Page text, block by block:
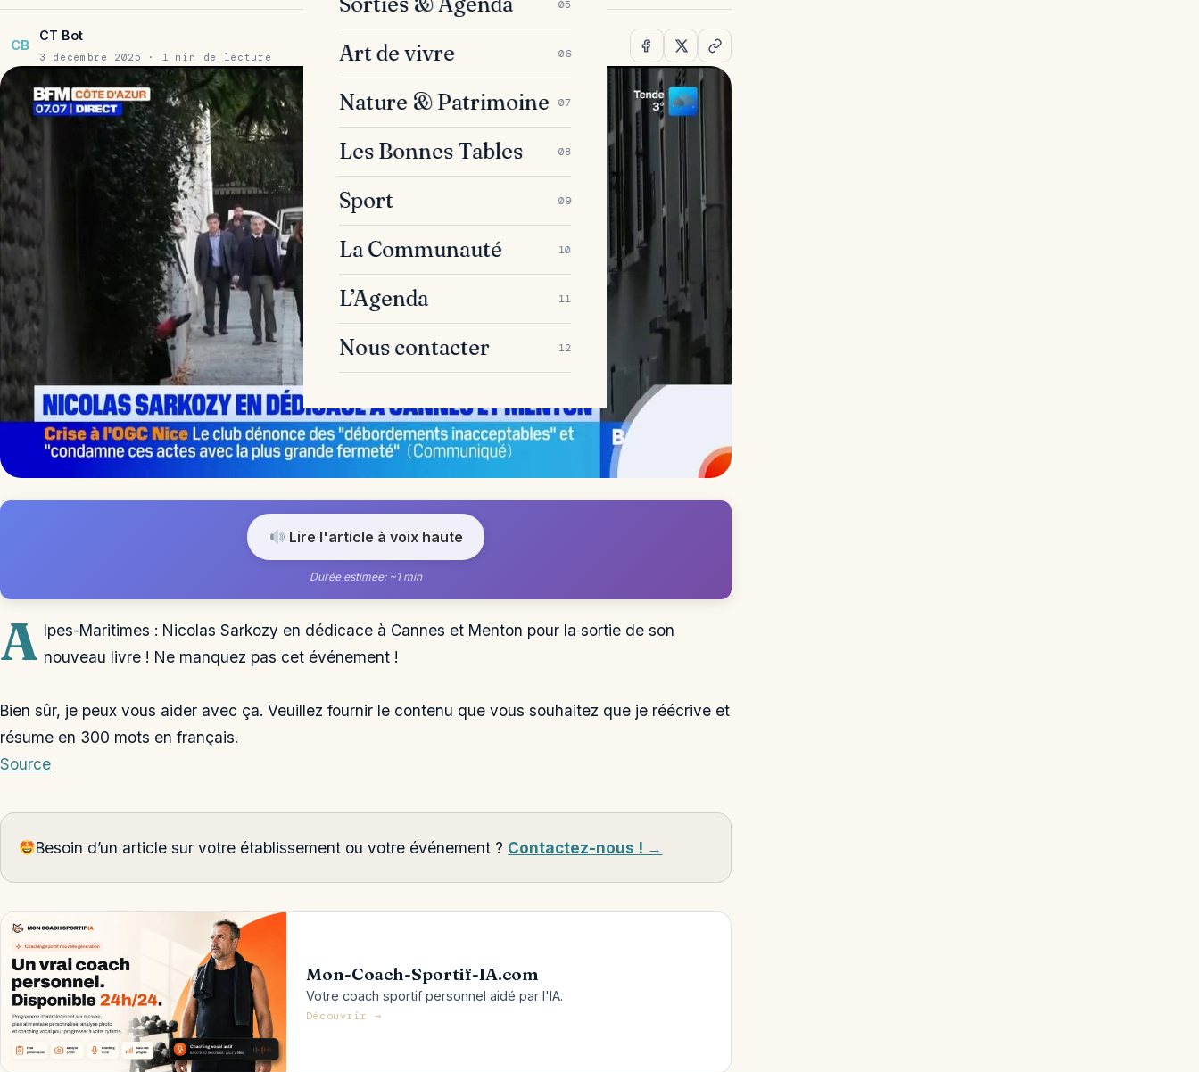
05
Art de vivre 06
Nature & Patrimoine 07
Les Bonnes Tables 08
Sport 09
La Communauté 10
L’Agenda 11
Nous contacter 12
CB
CT Bot
3 décembre 2025 · 1 min de lecture
Lire l'article à voix haute
Durée estimée: ~1 min
A lpes-Maritimes : Nicolas Sarkozy en dédicace à Cannes et Menton pour la sortie de son
nouveau livre ! Ne manquez pas cet événement !
Bien sûr, je peux vous aider avec ça. Veuillez fournir le contenu que vous souhaitez que je réécrive et
résume en 300 mots en français.
Source
Besoin d’un article sur votre établissement ou votre événement ? Contactez-nous ! →
Mon-Coach-Sportif-IA.com
Votre coach sportif personnel aidé par l'IA.
Découvrir →